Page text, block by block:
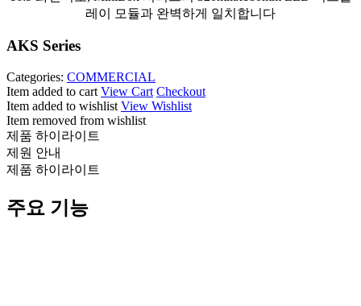
레이 모듈과 완벽하게 일치합니다
AKS Series
Categories: COMMERCIAL
Item added to cart View Cart Checkout
Item added to wishlist View Wishlist
Item removed from wishlist
제품 하이라이트
제원 안내
제품 하이라이트
주요 기능